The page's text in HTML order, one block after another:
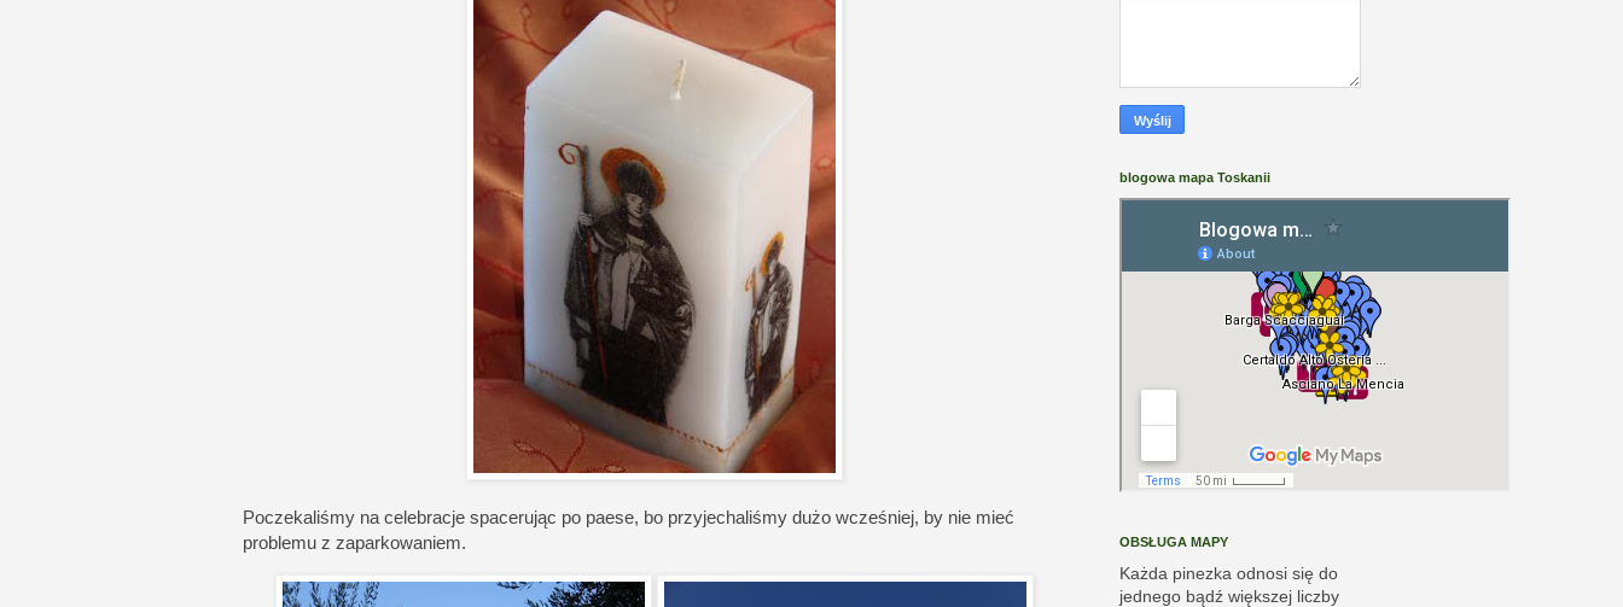
Poczekaliśmy na celebracje spacerując po paese, bo przyjechaliśmy dużo wcześniej, by nie mieć
problemu z zaparkowaniem.
blogowa mapa Toskanii
OBSŁUGA MAPY
Każda pinezka odnosi się do
jednego bądź większej liczby